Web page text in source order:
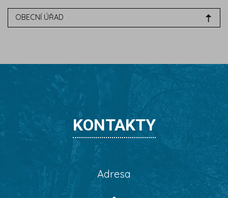
OBECNÍ ÚŘAD
KONTAKTY
Adresa